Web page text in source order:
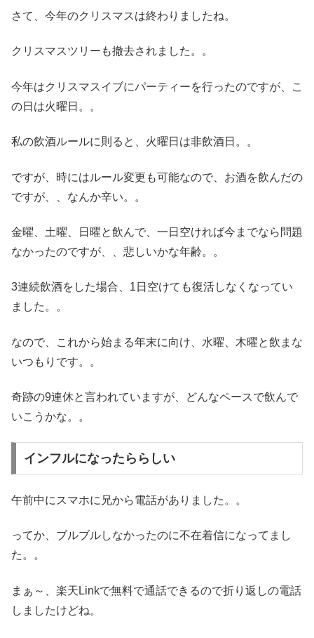
さて、今年のクリスマスは終わりましたね。
クリスマスツリーも撤去されました。。
今年はクリスマスイブにパーティーを行ったのですが、こ
の日は火曜日。。
私の飲酒ルールに則ると、火曜日は非飲酒日。。
ですが、時にはルール変更も可能なので、お酒を飲んだの
ですが、、なんか辛い。。
金曜、土曜、日曜と飲んで、一日空ければ今までなら問題
なかったのですが、、悲しいかな年齢。。
3連続飲酒をした場合、1日空けても復活しなくなってい
ました。。
なので、これから始まる年末に向け、水曜、木曜と飲まな
いつもりです。。
奇跡の9連休と言われていますが、どんなペースで飲んで
いこうかな。。
インフルになったららしい
午前中にスマホに兄から電話がありました。。
ってか、ブルブルしなかったのに不在着信になってまし
た。。
まぁ～、楽天Linkで無料で通話できるので折り返しの電話
しましたけどね。